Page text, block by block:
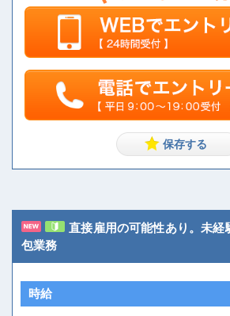
直接雇用の可能性あり。未経
包業務
時給